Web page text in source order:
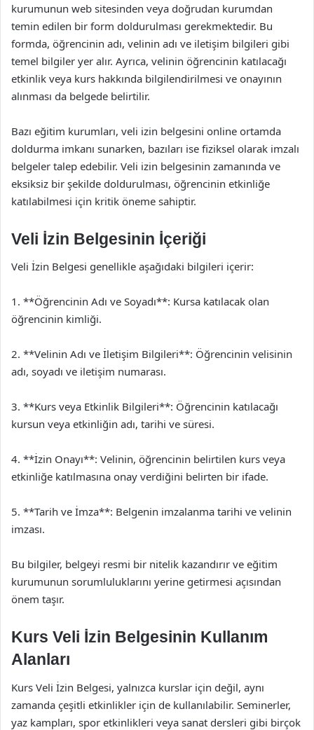
kurumunun web sitesinden veya doğrudan kurumdan
temin edilen bir form doldurulması gerekmektedir. Bu
formda, öğrencinin adı, velinin adı ve iletişim bilgileri gibi
temel bilgiler yer alır. Ayrıca, velinin öğrencinin katılacağı
etkinlik veya kurs hakkında bilgilendirilmesi ve onayının
alınması da belgede belirtilir.
Bazı eğitim kurumları, veli izin belgesini online ortamda
doldurma imkanı sunarken, bazıları ise fiziksel olarak imzalı
belgeler talep edebilir. Veli izin belgesinin zamanında ve
eksiksiz bir şekilde doldurulması, öğrencinin etkinliğe
katılabilmesi için kritik öneme sahiptir.
Veli İzin Belgesinin İçeriği
Veli İzin Belgesi genellikle aşağıdaki bilgileri içerir:
1. **Öğrencinin Adı ve Soyadı**: Kursa katılacak olan
öğrencinin kimliği.
2. **Velinin Adı ve İletişim Bilgileri**: Öğrencinin velisinin
adı, soyadı ve iletişim numarası.
3. **Kurs veya Etkinlik Bilgileri**: Öğrencinin katılacağı
kursun veya etkinliğin adı, tarihi ve süresi.
4. **İzin Onayı**: Velinin, öğrencinin belirtilen kurs veya
etkinliğe katılmasına onay verdiğini belirten bir ifade.
5. **Tarih ve İmza**: Belgenin imzalanma tarihi ve velinin
imzası.
Bu bilgiler, belgeyi resmi bir nitelik kazandırır ve eğitim
kurumunun sorumluluklarını yerine getirmesi açısından
önem taşır.
Kurs Veli İzin Belgesinin Kullanım
Alanları
Kurs Veli İzin Belgesi, yalnızca kurslar için değil, aynı
zamanda çeşitli etkinlikler için de kullanılabilir. Seminerler,
yaz kampları, spor etkinlikleri veya sanat dersleri gibi birçok